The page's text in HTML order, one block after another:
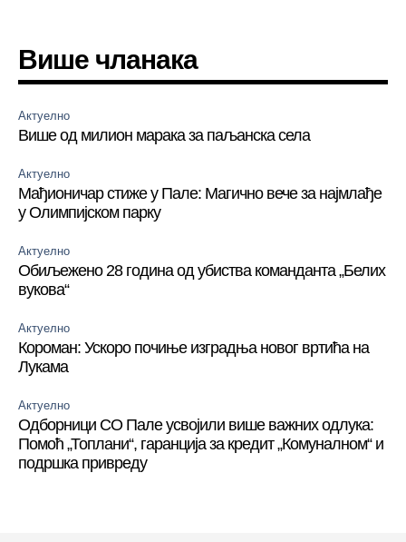
Више чланака
Актуелно
Више од милион марака за паљанска села
Актуелно
Мађионичар стиже у Пале: Магично вече за најмлађе
у Олимпијском парку
Актуелно
Обиљежено 28 година од убиства команданта „Белих
вукова“
Актуелно
Короман: Ускоро почиње изградња новог вртића на
Лукама
Актуелно
Одборници СО Пале усвојили више важних одлука:
Помоћ „Топлани“, гаранција за кредит „Комуналном“ и
подршка привреду